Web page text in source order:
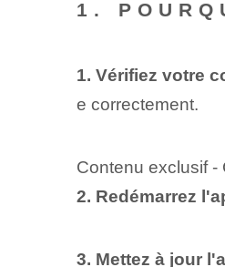
1.
1. Vérifiez votre
e correctement.
Contenu exclusif
2. Redémarrez
3. Mettez à jour